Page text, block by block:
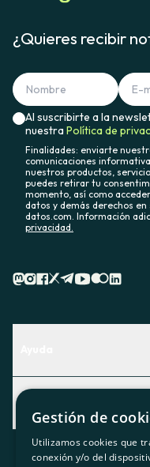
¿Quieres recibir
Al suscribirte a la
nuestraPolítica de
Finalidades: enviarte
comunicaciones
nuestros productos,
puedes retirar tu
momento, así como
datos y demás derechos
datos.com. Información
privacidad.
Descubre qué servicio
Contacto
Actualidad
El rincón de la socia
Gestión de
Utilizamos cookies que
conexión y/o del